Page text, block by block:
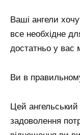
Ваші ангели
все необхідне
достатньо у вас
Ви в
Цей
задоволення